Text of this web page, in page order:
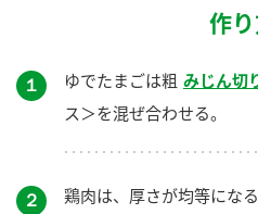
作
１ ゆでたまごは粗 みじん切
ス＞を混ぜ合わせる。
２
鶏肉は、厚さが均等にな